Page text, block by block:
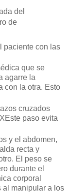
del
de
paciente con las
que se
agarre la
con la otra. Esto
cruzados
paso evita
y el abdomen,
recta y
El peso se
durante el
corporal
al manipular a los